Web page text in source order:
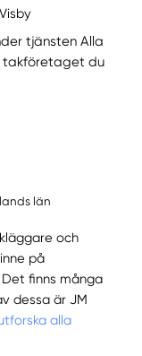
tjänsten Alla
takföretaget du
län
och
på
finns många
dessa är JM
alla